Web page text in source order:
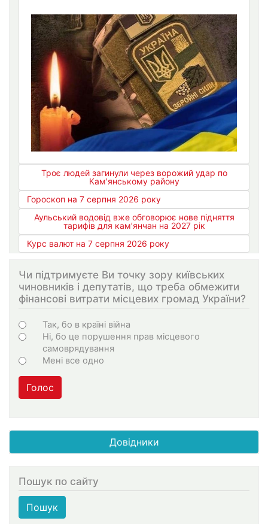
Троє людей загинули через ворожий удар по
Кам'янському району
Гороскоп на 7 серпня 2026 року
Аульський водовід вже обговорює нове підняття
тарифів для кам’янчан на 2027 рік
Курс валют на 7 серпня 2026 року
Чи підтримуєте Ви точку зору київських
чиновників і депутатів, що треба обмежити
фінансові витрати місцевих громад України?
Choices
Так, бо в країні війна
Ні, бо це порушення прав місцевого
самоврядування
Мені все одно
Голос
Довідники
Пошук по сайту
Пошук